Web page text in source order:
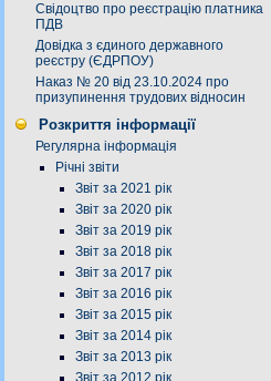
Свідоцтво про реєстрацію платника
ПДВ
Довідка з єдиного державного
реєстру (ЄДРПОУ)
Наказ № 20 від 23.10.2024 про
призупинення трудових відносин
Розкриття інформації
Регулярна інформація
Річні звіти
Звіт за 2021 рік
Звіт за 2020 рік
Звіт за 2019 рік
Звіт за 2018 рік
Звіт за 2017 рік
Звіт за 2016 рік
Звіт за 2015 рік
Звіт за 2014 рік
Звіт за 2013 рік
Звіт за 2012 рік